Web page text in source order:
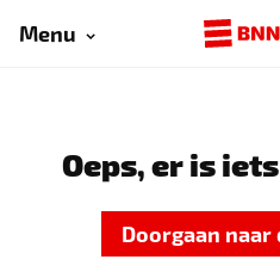
Menu
Oeps, er is
Doorgaan naar